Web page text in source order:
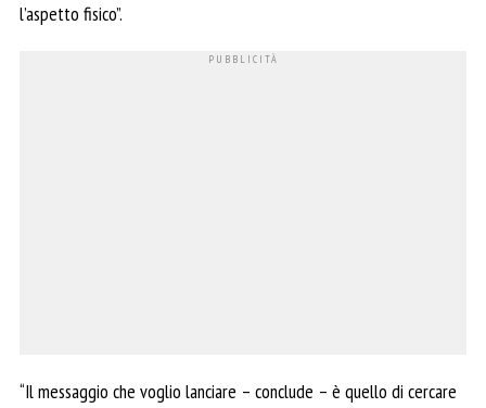
l’aspetto fisico”.
“Il messaggio che voglio lanciare – conclude – è quello di cercare